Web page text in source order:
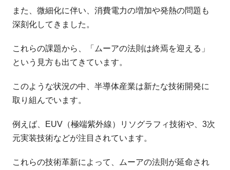
また、微細化に伴い、消費電力の増加や発熱の問題も
深刻化してきました。
これらの課題から、「ムーアの法則は終焉を迎える」
という見方も出てきています。
このような状況の中、半導体産業は新たな技術開発に
取り組んでいます。
例えば、EUV（極端紫外線）リソグラフィ技術や、3次
元実装技術などが注目されています。
これらの技術革新によって、ムーアの法則が延命され